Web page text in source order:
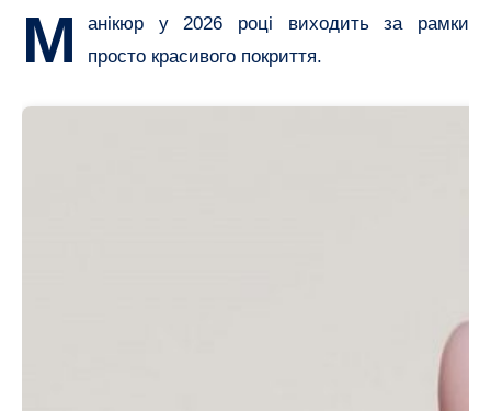
М
анікюр у 2026 році виходить за рамки
просто красивого покриття.